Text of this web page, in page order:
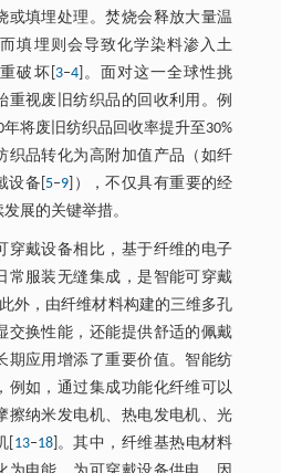
或填埋处理。焚烧会释放大量温
填埋则会导致化学染料渗入土
破坏[ 3‒4]。面对这一全球性挑
重视废旧纺织品的回收利用。例
将废旧纺织品回收率提升至30%
织品转化为高附加值产品（如纤
设备[ 5‒9 ]），不仅具有重要的经
展的关键举措。
穿戴设备相比，基于纤维的电子
常服装无缝集成，是智能可穿戴
此外，由纤维材料构建的三维多孔
交换性能，还能提供舒适的佩戴
期应用增添了重要价值。智能纺
例如，通过集成功能化纤维可以
擦纳米发电机、热电发电机、光
[ 13‒18]。其中，纤维基热电材料